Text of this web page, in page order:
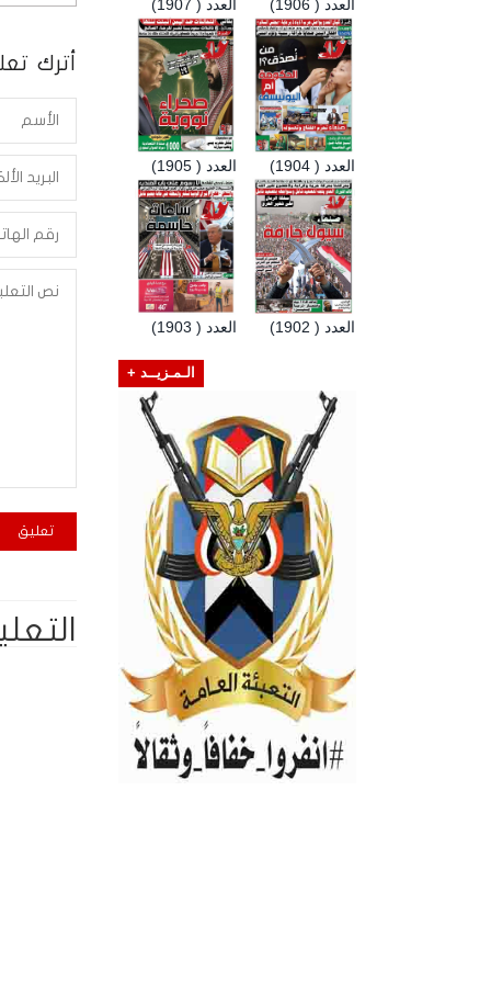
أترك
العدد ( 1907) العدد ( 1906)
العدد ( 1905) العدد ( 1904)
العدد ( 1903) العدد ( 1902)
الـمـزيــد +